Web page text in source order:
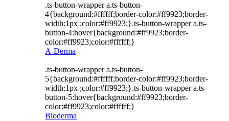
.ts-button-wrapper a.ts-button-
4{background:#ffffff;border-color:#ff9923;border-
width:1px ;color:#ff9923;}.ts-button-wrapper a.ts-
button-4:hover{background:#ff9923;border-
color:#ff9923;color:#ffffff;}
A-Derma
.ts-button-wrapper a.ts-button-
5{background:#ffffff;border-color:#ff9923;border-
width:1px ;color:#ff9923;}.ts-button-wrapper a.ts-
button-5:hover{background:#ff9923;border-
color:#ff9923;color:#ffffff;}
Bioderma